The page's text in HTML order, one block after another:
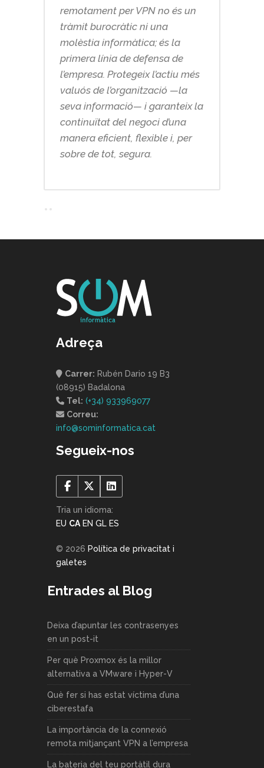
remotament per VPN no és un
tràmit burocràtic ni una
molèstia informàtica; és la
primera línia de defensa de
l’empresa. Protegeix l’actiu més
valuós de l’organització —la
seva informació— i garanteix la
continuïtat del negoci d’una
manera eficient, flexible i, per
sobre de tot, segura.
Adreça
Carrer: Rubén Dario 19 B3
(08915) Badalona
Tel: (+34) 933969077
Correu:
info@sominformatica.cat
Segueix-nos
Tria un idioma:
EU CA EN GL ES
© 2026 Política de privacitat i
galetes
Entrades al Blog
Deixa d’apuntar les contrasenyes
en un post-it
Per què Proxmox és la millor
alternativa a VMware i Hyper-V
Què fer si has estat víctima d’una
ciberestafa
La importància de la connexió
remota mitjançant VPN a l’empresa
La bateria del teu portàtil dura